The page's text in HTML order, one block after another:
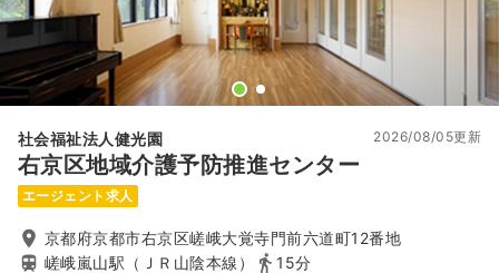
社会福祉法人健光園
右京区地域介護予防推進センター
2026/08/05更新
エージェント求人
京都府京都市右京区嵯峨大覚寺門前六道町12番地
嵯峨嵐山駅（ＪＲ山陰本線）
15分